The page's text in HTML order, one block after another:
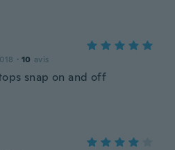
· 10 avis
snap on and off